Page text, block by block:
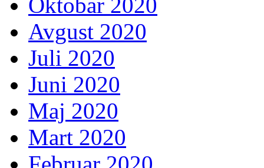
Oktobar 2020
Avgust 2020
Juli 2020
Juni 2020
Maj 2020
Mart 2020